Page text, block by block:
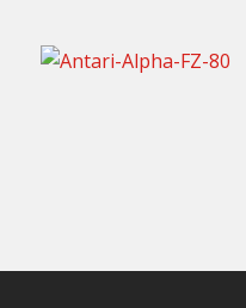
70,00€ TTC / jour